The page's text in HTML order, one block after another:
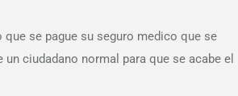
se pague su seguro medico que se
ciudadano normal para que se acabe el